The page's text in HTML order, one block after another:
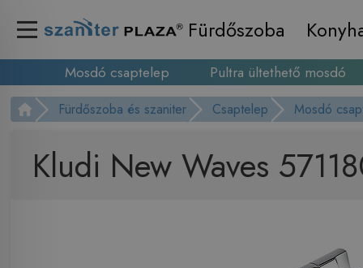
Fürdőszoba
Mosdó csaptelep Pultra ültethető mosdó
Fürdőszoba és szaniter Csaptelep Mosdó
Kludi New Waves